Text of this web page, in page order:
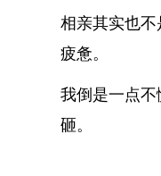
相亲其实也
疲惫。
我倒是一点
砸。